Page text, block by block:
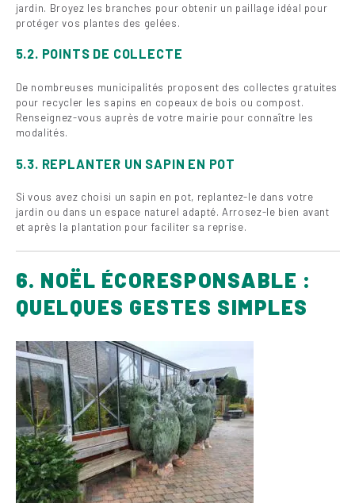
jardin. Broyez les branches pour obtenir un paillage idéal pour
protéger vos plantes des gelées.
5.2. POINTS DE COLLECTE
De nombreuses municipalités proposent des collectes gratuites
pour recycler les sapins en copeaux de bois ou compost.
Renseignez-vous auprès de votre mairie pour connaître les
modalités.
5.3. REPLANTER UN SAPIN EN POT
Si vous avez choisi un sapin en pot, replantez-le dans votre
jardin ou dans un espace naturel adapté. Arrosez-le bien avant
et après la plantation pour faciliter sa reprise.
6. NOËL ÉCORESPONSABLE :
QUELQUES GESTES SIMPLES